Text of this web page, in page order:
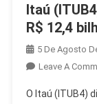
Itaú
R$ 12,4
5 De Agosto
Leave A
O Itaú (ITUB4)